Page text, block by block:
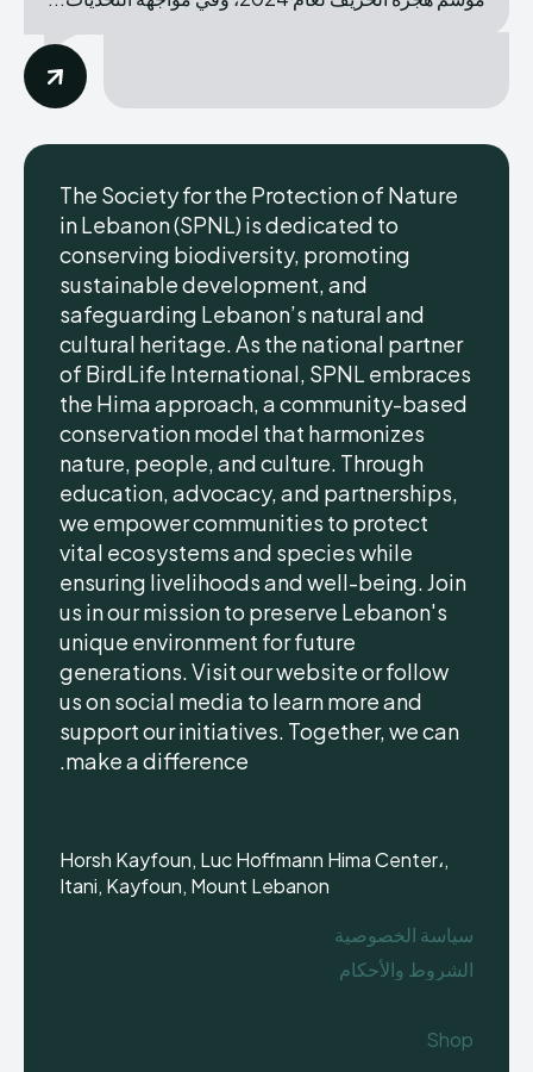
The Society for the Protection of Nature
in Lebanon (SPNL) is dedicated to
conserving biodiversity, promoting
sustainable development, and
safeguarding Lebanon’s natural and
cultural heritage. As the national partner
of BirdLife International, SPNL embraces
the Hima approach, a community-based
conservation model that harmonizes
nature, people, and culture. Through
education, advocacy, and partnerships,
we empower communities to protect
vital ecosystems and species while
ensuring livelihoods and well-being. Join
us in our mission to preserve Lebanon's
unique environment for future
generations. Visit our website or follow
us on social media to learn more and
support our initiatives. Together, we can
make a difference.
Horsh Kayfoun, Luc Hoffmann Hima Center،,
Itani, Kayfoun, Mount Lebanon
سياسة الخصوصية
الشروط والأحكام
Shop